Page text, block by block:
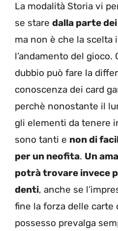
La modalità Storia vi
se stare dalla parte
ma non è che la scelta
l’andamento del gioco.
dubbio può fare la
conoscenza dei card
perchè nonostante il
gli elementi da tenere
sono tanti e non di
per un neofita. Un
potrà trovare invece
denti, anche se
fine la forza delle carte
possesso prevalga